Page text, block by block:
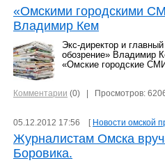
«Омскими городскими
Владимир Кем
Экс-директор и
обозрение» Владимир
«Омские городские
Комментарии (0) | Просмотров:
05.12.2012 17:56 [ Новости омской
Журналистам Омска
Боровика.